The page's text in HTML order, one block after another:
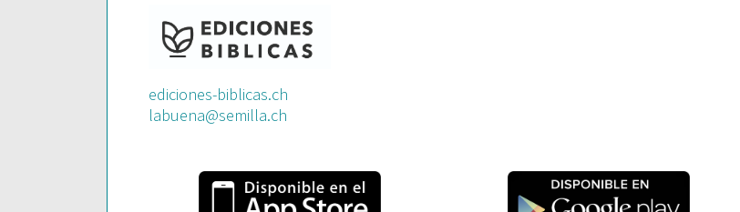
ediciones-biblicas.ch
labuena@semilla.ch